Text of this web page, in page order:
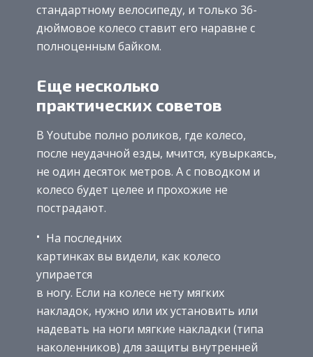
стандартному велосипеду, и только 36-
дюймовое колесо ставит его наравне с
полноценным байком.
Еще несколько
практических советов
В Youtube полно роликов, где колесо,
после неудачной езды, мчится, кувыркаясь,
не один десяток метров. А с поводком и
колесо будет целее и прохожие не
пострадают.
На последних
картинках вы видели, как колесо
упирается
в ногу. Если на колесе нету мягких
накладок, нужно или их установить или
надевать на ноги мягкие накладки (типа
наколенников) для защиты внутренней